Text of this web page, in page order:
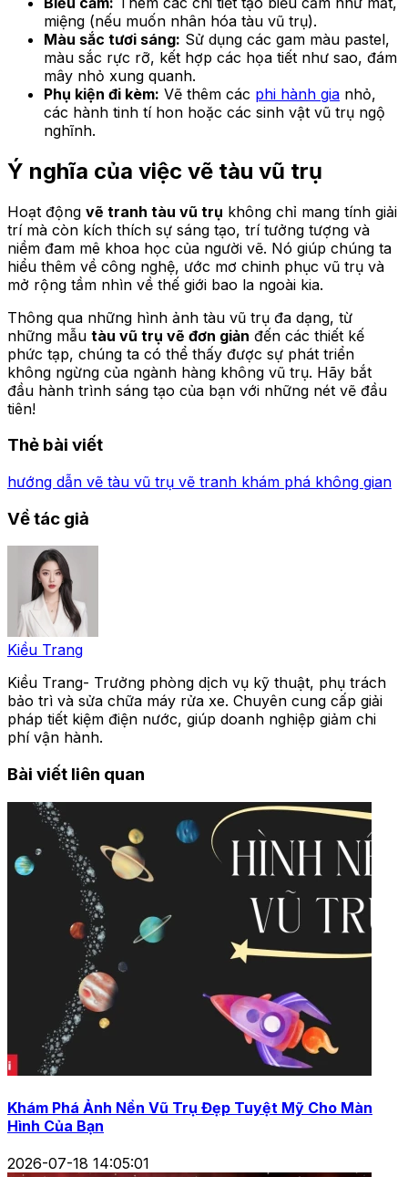
miệng (nếu muốn nhân hóa tàu vũ trụ).
Màu sắc tươi sáng: Sử dụng các gam màu pastel,
màu sắc rực rỡ, kết hợp các họa tiết như sao, đám
mây nhỏ xung quanh.
Phụ kiện đi kèm: Vẽ thêm các phi hành gia nhỏ,
các hành tinh tí hon hoặc các sinh vật vũ trụ ngộ
nghĩnh.
Ý nghĩa của việc vẽ tàu vũ trụ
Hoạt động vẽ tranh tàu vũ trụ không chỉ mang tính giải
trí mà còn kích thích sự sáng tạo, trí tưởng tượng và
niềm đam mê khoa học của người vẽ. Nó giúp chúng ta
hiểu thêm về công nghệ, ước mơ chinh phục vũ trụ và
mở rộng tầm nhìn về thế giới bao la ngoài kia.
Thông qua những hình ảnh tàu vũ trụ đa dạng, từ
những mẫu tàu vũ trụ vẽ đơn giản đến các thiết kế
phức tạp, chúng ta có thể thấy được sự phát triển
không ngừng của ngành hàng không vũ trụ. Hãy bắt
đầu hành trình sáng tạo của bạn với những nét vẽ đầu
tiên!
Thẻ bài viết
hướng dẫn vẽ tàu vũ trụ vẽ tranh khám phá không gian
Về tác giả
Kiều Trang
Kiều Trang- Trưởng phòng dịch vụ kỹ thuật, phụ trách
bảo trì và sửa chữa máy rửa xe. Chuyên cung cấp giải
pháp tiết kiệm điện nước, giúp doanh nghiệp giảm chi
phí vận hành.
Bài viết liên quan
Khám Phá Ảnh Nền Vũ Trụ Đẹp Tuyệt Mỹ Cho Màn
Hình Của Bạn
2026-07-18 14:05:01